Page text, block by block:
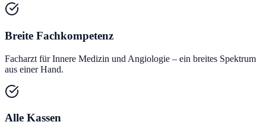
Breite Fachkompetenz
Facharzt für Innere Medizin und Angiologie – ein breites Spektrum
aus einer Hand.
Alle Kassen